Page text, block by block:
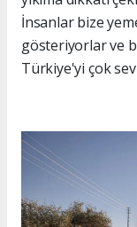
İnsanlar bize
gösteriyorlar ve
Türkiye'yi çok